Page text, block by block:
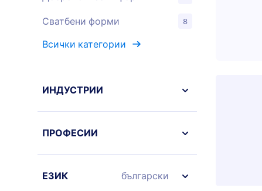
Сватбени форми 8
Всички категории
ИНДУСТРИИ
ПРОФЕСИИ
ЕЗИК български